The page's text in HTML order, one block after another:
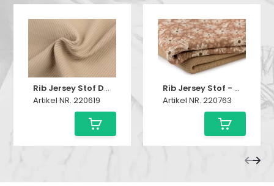
Rib Jersey Stof Donker Beige
Artikel NR. 220619
Rib Jersey Stof - Bloemen Luipaard
Artikel NR. 220763